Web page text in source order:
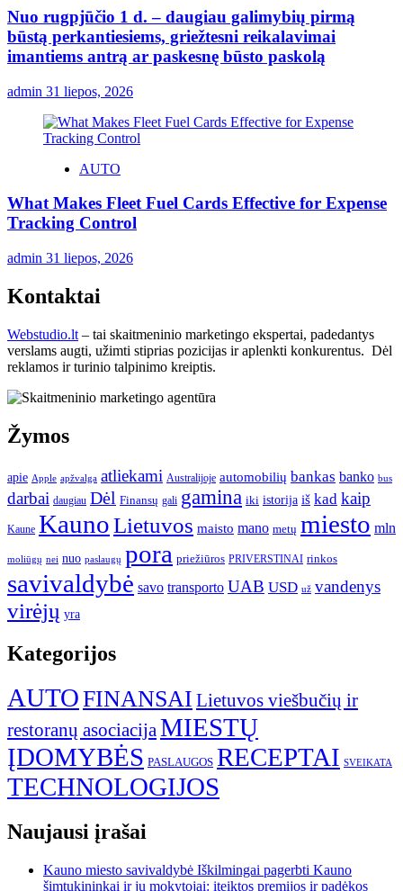
Nuo rugpjūčio 1 d. – daugiau galimybių pirmą
būstą perkantiesiems, griežtesni reikalavimai
imantiems antrą ar paskesnę būsto paskolą
admin 31 liepos, 2026
AUTO
What Makes Fleet Fuel Cards Effective for Expense
Tracking Control
admin 31 liepos, 2026
Kontaktai
Webstudio.lt – tai skaitmeninio marketingo ekspertai, padedantys
verslams augti, užimti stiprias pozicijas ir aplenkti konkurentus. Dėl
reklamos ir turinio talpinimo kreiptis.
Žymos
apie Apple apžvalga atliekami Australijoje automobilių bankas banko bus
darbai daugiau Dėl Finansų gali gamina iki istorija iš kad kaip
Kaune KaunoLietuvos maisto mano metų miesto mln
moliūgų nei nuo paslaugų pora priežiūros PRIVERSTINAI rinkos
savivaldybė savo transporto UAB USD už vandenys
virėjų yra
Kategorijos
AUTOFINANSAI Lietuvos viešbučių ir
restoranų asociacijaMIESTŲ
ĮDOMYBĖS PASLAUGOS RECEPTAI SVEIKATA
TECHNOLOGIJOS
Naujausi įrašai
Kauno miesto savivaldybė Iškilmingai pagerbti Kauno
šimtukininkai ir jų mokytojai: įteiktos premijos ir padėkos